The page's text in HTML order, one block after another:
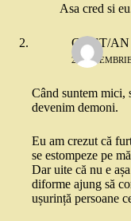
Asa cred si
CR/ST/AN
2
Când suntem mici,
devenim demoni.
Eu am crezut că
se estompeze pe
Dar uite că nu e
diforme ajung să
ușurință persoane